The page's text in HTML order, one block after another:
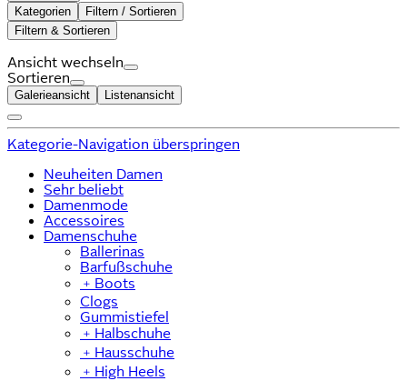
Kategorien
Filtern / Sortieren
Filtern & Sortieren
Ansicht wechseln
Sortieren
Galerieansicht Listenansicht
Kategorie-Navigation überspringen
Neuheiten Damen
Sehr beliebt
Damenmode
Accessoires
Damenschuhe
Ballerinas
Barfußschuhe
﹢ Boots
Clogs
Gummistiefel
﹢ Halbschuhe
﹢ Hausschuhe
﹢ High Heels